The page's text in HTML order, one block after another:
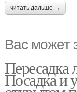
читать дальше →
Вас может
Пересадка
Посадка и